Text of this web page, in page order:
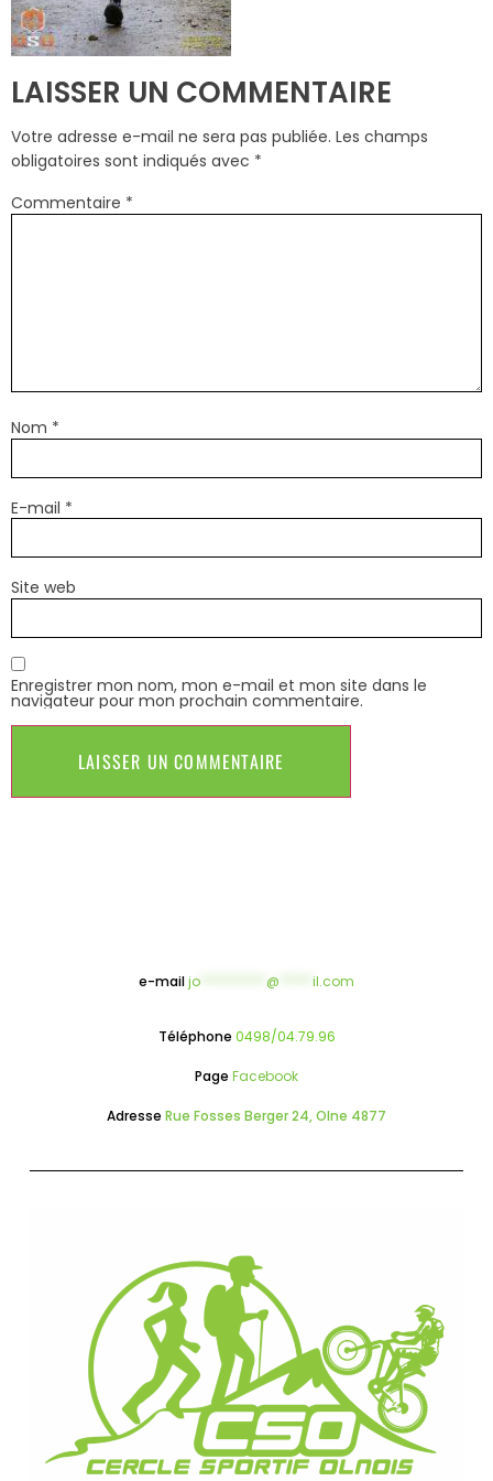
LAISSER UN COMMENTAIRE
Votre adresse e-mail ne sera pas publiée. Les champs
obligatoires sont indiqués avec *
Commentaire *
Nom *
E-mail *
Site web
Enregistrer mon nom, mon e-mail et mon site dans le
navigateur pour mon prochain commentaire.
e-mailjo @ il.com
Téléphone 0498/04.79.96
Page Facebook
Adresse Rue Fosses Berger 24, Olne 4877